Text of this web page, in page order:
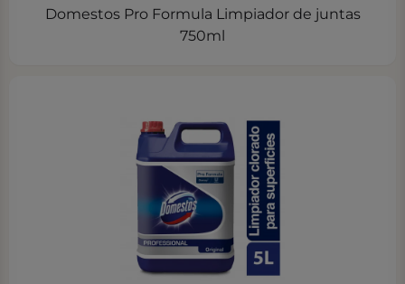
Domestos Pro Formula Limpiador de juntas
750ml